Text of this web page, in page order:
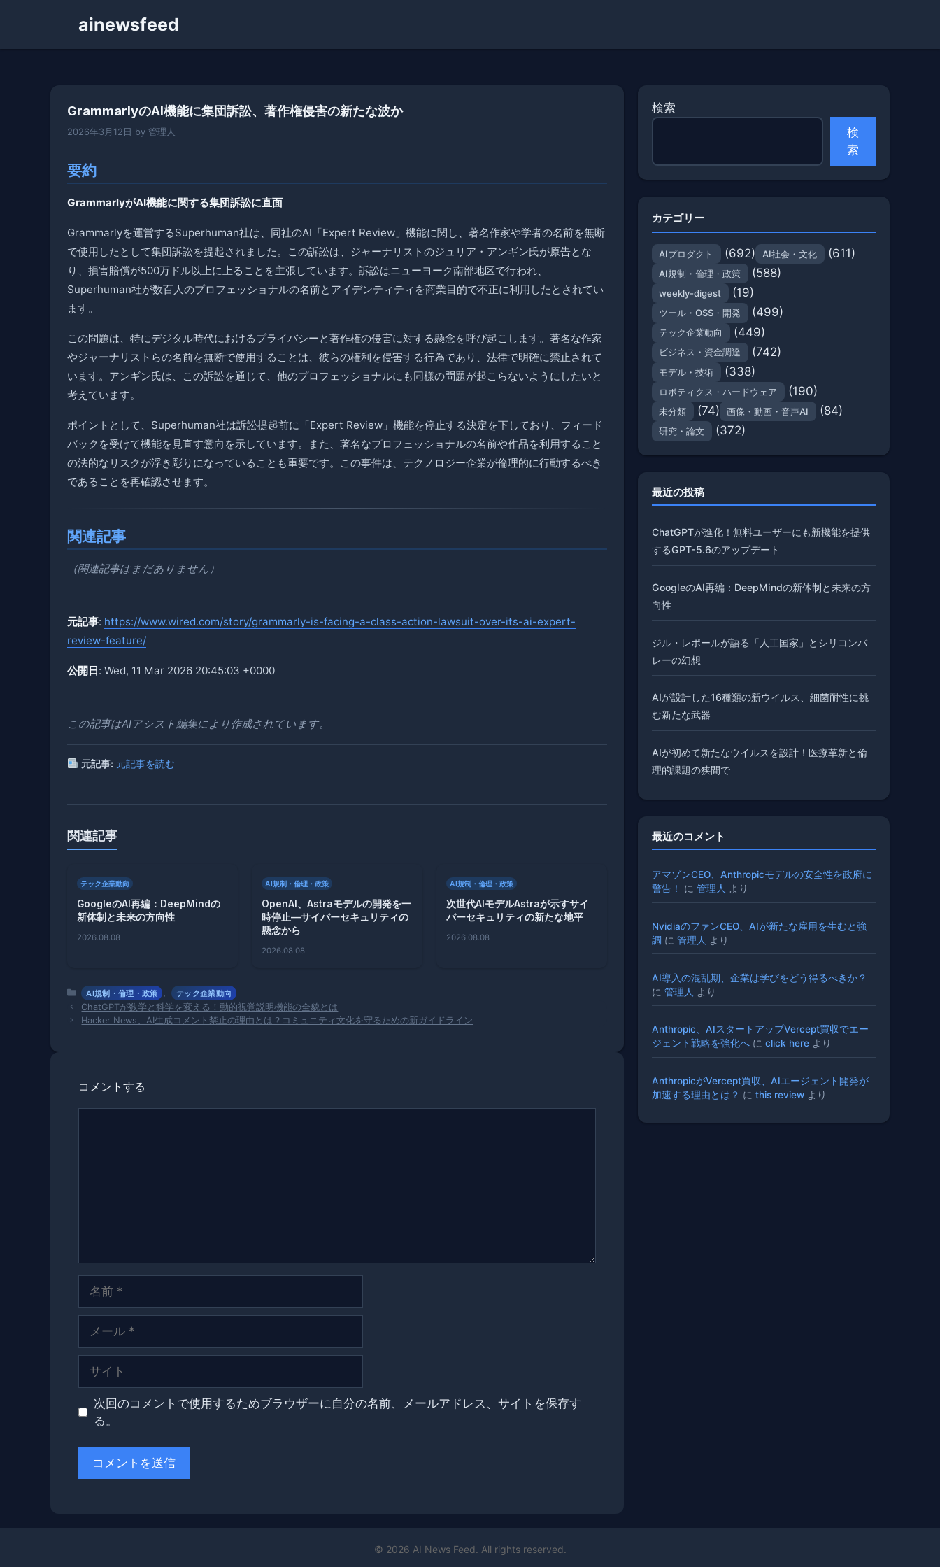
ainewsfeed
GrammarlyのAI機能に集団訴訟、著作権侵害の新たな波か
2026年3月12日 by 管理人
要約
GrammarlyがAI機能に関する集団訴訟に直面
Grammarlyを運営するSuperhuman社は、同社のAI「Expert Review」機能に関し、著名作家や学者の名前を無断
で使用したとして集団訴訟を提起されました。この訴訟は、ジャーナリストのジュリア・アンギン氏が原告とな
り、損害賠償が500万ドル以上に上ることを主張しています。訴訟はニューヨーク南部地区で行われ、
Superhuman社が数百人のプロフェッショナルの名前とアイデンティティを商業目的で不正に利用したとされてい
ます。
この問題は、特にデジタル時代におけるプライバシーと著作権の侵害に対する懸念を呼び起こします。著名な作家
やジャーナリストらの名前を無断で使用することは、彼らの権利を侵害する行為であり、法律で明確に禁止されて
います。アンギン氏は、この訴訟を通じて、他のプロフェッショナルにも同様の問題が起こらないようにしたいと
考えています。
ポイントとして、Superhuman社は訴訟提起前に「Expert Review」機能を停止する決定を下しており、フィード
バックを受けて機能を見直す意向を示しています。また、著名なプロフェッショナルの名前や作品を利用すること
の法的なリスクが浮き彫りになっていることも重要です。この事件は、テクノロジー企業が倫理的に行動するべき
であることを再確認させます。
関連記事
（関連記事はまだありません）
元記事: https://www.wired.com/story/grammarly-is-facing-a-class-action-lawsuit-over-its-ai-expert-
review-feature/
公開日: Wed, 11 Mar 2026 20:45:03 +0000
この記事はAIアシスト編集により作成されています。
元記事: 元記事を読む
関連記事
テック企業動向
GoogleのAI再編：DeepMindの
新体制と未来の方向性
2026.08.08
AI規制・倫理・政策
OpenAI、Astraモデルの開発を一
時停止—サイバーセキュリティの
懸念から
2026.08.08
AI規制・倫理・政策
次世代AIモデルAstraが示すサイ
バーセキュリティの新たな地平
2026.08.08
カ
テ
ゴ
AI規制・倫理・政策 、 テック企業動向
ChatGPTが数学と科学を変える！動的視覚説明機能の全貌とは
Hacker News、AI生成コメント禁止の理由とは？コミュニティ文化を守るための新ガイドライン
コメントする
ル
次回のコメントで使用するためブラウザーに自分の名前、メールアドレス、サイトを保存す
る。
検索
検
索
カテゴリー
AIプロダクト (692) AI社会・文化 (611)
AI規制・倫理・政策 (588)
weekly-digest (19)
ツール・OSS・開発 (499)
テック企業動向 (449)
ビジネス・資金調達 (742)
モデル・技術 (338)
ロボティクス・ハードウェア (190)
未分類 (74) 画像・動画・音声AI (84)
研究・論文 (372)
最近の投稿
ChatGPTが進化！無料ユーザーにも新機能を提供
するGPT-5.6のアップデート
GoogleのAI再編：DeepMindの新体制と未来の方
向性
ジル・レポールが語る「人工国家」とシリコンバ
レーの幻想
AIが設計した16種類の新ウイルス、細菌耐性に挑
む新たな武器
AIが初めて新たなウイルスを設計！医療革新と倫
理的課題の狭間で
最近のコメント
アマゾンCEO、Anthropicモデルの安全性を政府に
警告！
に 管理人 より
NvidiaのファンCEO、AIが新たな雇用を生むと強
調 に 管理人 より
AI導入の混乱期、企業は学びをどう得るべきか？
に 管理人 より
Anthropic、AIスタートアップVercept買収でエー
ジェント戦略を強化へ に click here より
AnthropicがVercept買収、AIエージェント開発が
加速する理由とは？ に this review より
© 2026 AI News Feed. All rights reserved.